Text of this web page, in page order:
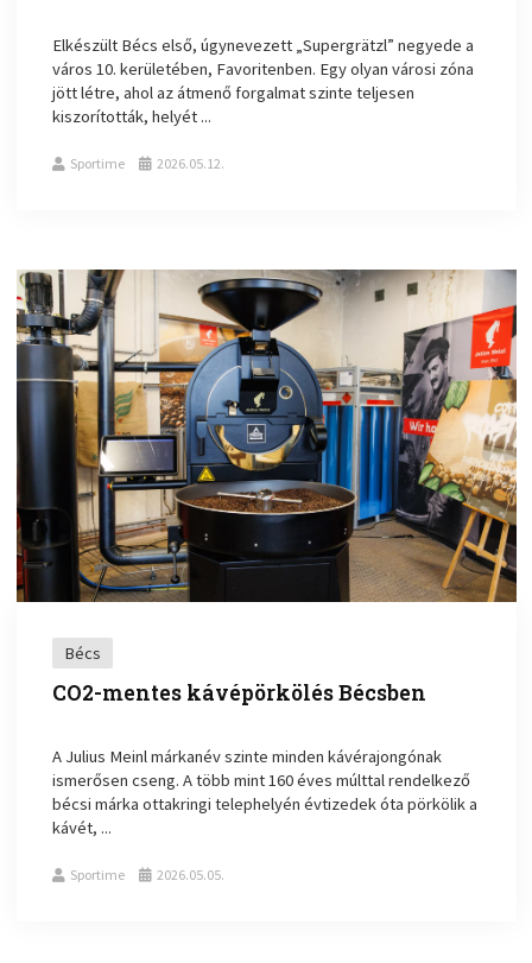
Elkészült Bécs első, úgynevezett „Supergrätzl” negyede a
város 10. kerületében, Favoritenben. Egy olyan városi zóna
jött létre, ahol az átmenő forgalmat szinte teljesen
kiszorították, helyét ...
Sportime 2026.05.12.
Bécs
CO2-mentes kávépörkölés Bécsben
A Julius Meinl márkanév szinte minden kávérajongónak
ismerősen cseng. A több mint 160 éves múlttal rendelkező
bécsi márka ottakringi telephelyén évtizedek óta pörkölik a
kávét, ...
Sportime 2026.05.05.